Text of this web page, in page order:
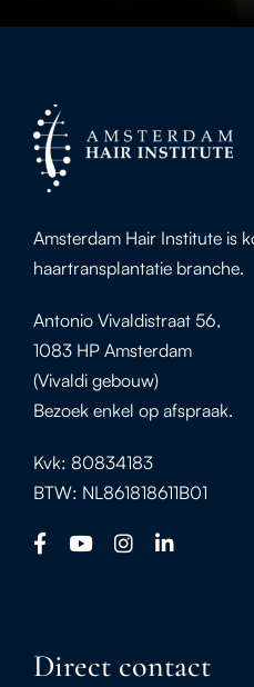
Amsterdam Hair Institute is
haartransplantatie branche.
Antonio Vivaldistraat 56,
1083 HP Amsterdam
(Vivaldi gebouw)
Bezoek enkel op afspraak.
Kvk: 80834183
BTW: NL861818611B01
Direct contact